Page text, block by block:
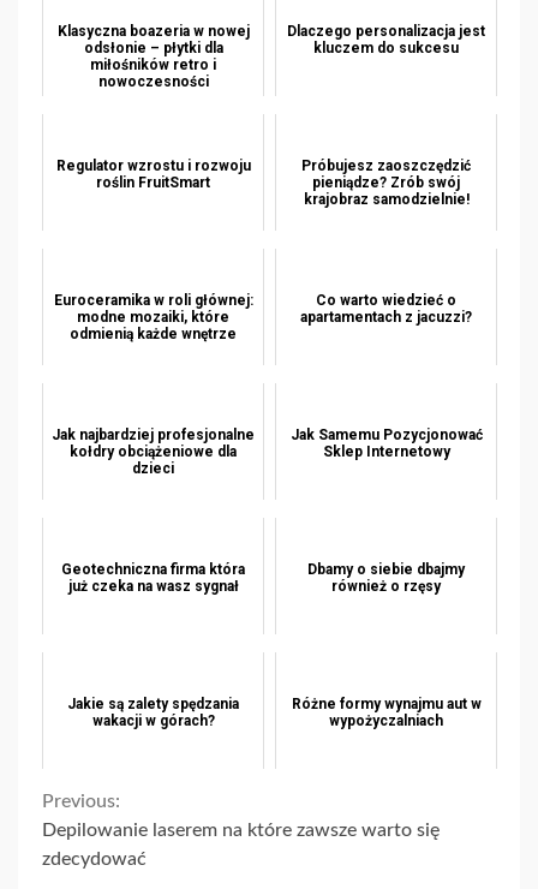
Klasyczna boazeria w nowej
odsłonie – płytki dla
miłośników retro i
nowoczesności
Dlaczego personalizacja jest
kluczem do sukcesu
Regulator wzrostu i rozwoju
roślin FruitSmart
Próbujesz zaoszczędzić
pieniądze? Zrób swój
krajobraz samodzielnie!
Euroceramika w roli głównej:
modne mozaiki, które
odmienią każde wnętrze
Co warto wiedzieć o
apartamentach z jacuzzi?
Jak najbardziej profesjonalne
kołdry obciążeniowe dla
dzieci
Jak Samemu Pozycjonować
Sklep Internetowy
Geotechniczna firma która
już czeka na wasz sygnał
Dbamy o siebie dbajmy
również o rzęsy
Jakie są zalety spędzania
wakacji w górach?
Różne formy wynajmu aut w
wypożyczalniach
Continue
Reading
Previous:
Depilowanie laserem na które zawsze warto się
zdecydować